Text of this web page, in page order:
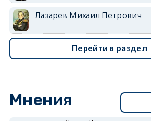
Лазарев Михаил Петрович
Перейти в раздел
Мнения